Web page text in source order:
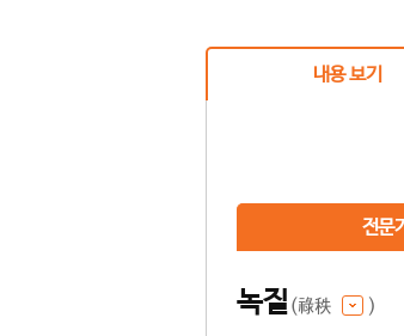
내용 보기
전문
녹질(祿秩 )